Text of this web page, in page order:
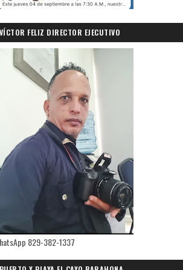
FELIZ DIRECTOR EJECUTIVO
829-382-1337